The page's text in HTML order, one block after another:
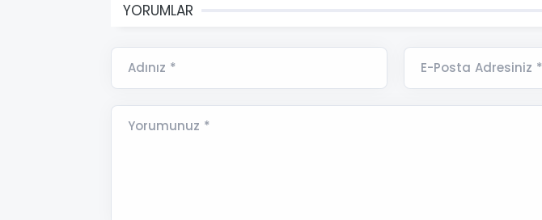
YORUMLAR
Adınız * E-Posta Adresiniz *
Yorumunuz *